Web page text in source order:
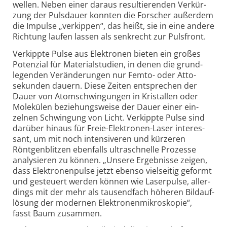
wellen. Neben einer daraus resul­tie­renden Ver­kür­
zung der Puls­dauer konnten die Forscher außer­dem
die Impulse „ver­kippen“, das heißt, sie in eine andere
Richtung laufen lassen als senk­recht zur Puls­front.
Verkippte Pulse aus Elektronen bieten ein großes
Poten­zial für Material­studien, in denen die grund­
legenden Ver­ände­rungen nur Femto- oder Atto­
sekunden dauern. Diese Zeiten ent­sprechen der
Dauer von Atom­schwin­gungen in Kristallen oder
Mole­külen bezie­hungs­weise der Dauer einer ein­
zelnen Schwin­gung von Licht. Ver­kippte Pulse sind
darüber hinaus für Freie-Elek­tronen-Laser interes­
sant, um mit noch inten­si­veren und kürzeren
Röntgen­blitzen eben­falls ultra­schnelle Prozesse
analy­sieren zu können. „Unsere Ergeb­nisse zeigen,
dass Elek­tronen­pulse jetzt ebenso viel­seitig geformt
und gesteuert werden können wie Laser­pulse, aller­
dings mit der mehr als tausend­fach höheren Bild­auf­
lösung der modernen Elek­tronen­mikro­skopie“,
fasst Baum zusammen.